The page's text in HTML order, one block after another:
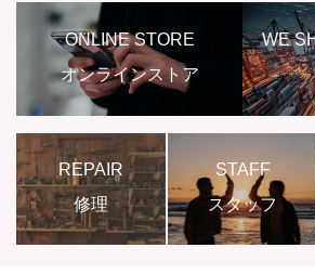
ONLINE STORE
オンラインストア
WE
REPAIR
修理
STAFF
スタッフ